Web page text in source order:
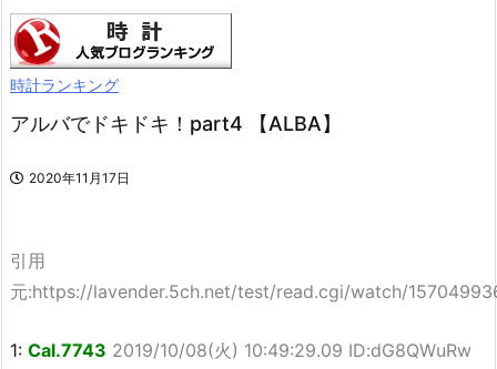
時計ランキング
アルバでドキドキ！part4 【ALBA】
2020年11月17日
引用
元:https://lavender.5ch.net/test/read.cgi/watch/
1: Cal.7743 2019/10/08(火) 10:49:29.09 ID:dG8QWuRw